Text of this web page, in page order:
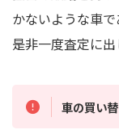
かないような車で
是非一度査定に出
車の買い